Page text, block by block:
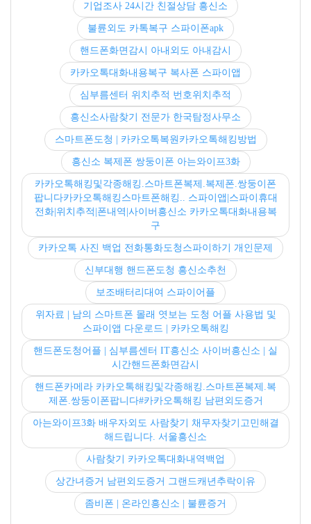
기업조사 24시간 친절상담 흥신소
불륜외도 카톡복구 스파이폰apk
핸드폰화면감시 아내외도 아내감시
카카오톡대화내용복구 복사폰 스파이앱
심부름센터 위치추적 번호위치추적
흥신소사람찾기 전문가 한국탐정사무소
스마트폰도청 | 카카오톡복원카카오톡해킹방법
흥신소 복제폰 쌍둥이폰 아는와이프3화
카카오톡해킹및각종해킹.스마트폰복제.복제폰.쌍둥이폰
팝니다카카오톡해킹스마트폰해킹.. 스파이앱|스파이휴대
전화|위치추적|폰내역|사이버흥신소 카카오톡대화내용복
구
카카오톡 사진 백업 전화통화도청스파이하기 개인문제
신부대행 핸드폰도청 흥신소추천
보조배터리대여 스파이어플
위자료 | 남의 스마트폰 몰래 엿보는 도청 어플 사용법 및
스파이앱 다운로드 | 카카오톡해킹
핸드폰도청어플 | 심부름센터 IT흥신소 사이버흥신소 | 실
시간핸드폰화면감시
핸드폰카메라 카카오톡해킹및각종해킹.스마트폰복제.복
제폰.쌍둥이폰팝니다#카카오톡해킹 남편외도증거
아는와이프3화 배우자외도 사람찾기 채무자찾기고민해결
해드립니다. 서울흥신소
사람찾기 카카오톡대화내역백업
상간녀증거 남편외도증거 그랜드캐년추락이유
좀비폰 | 온라인흥신소 | 불륜증거